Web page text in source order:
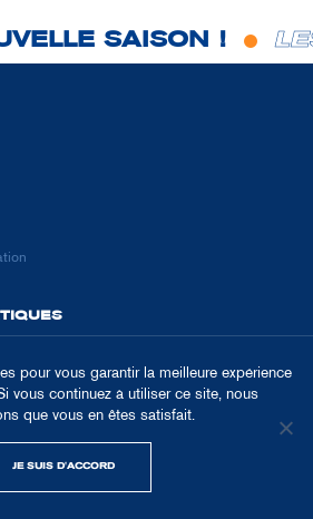
SAISON ! LES
pour vous garantir la meilleure expérience
vous continuez à utiliser ce site, nous
que vous en êtes satisfait.
JE SUIS D'ACCORD